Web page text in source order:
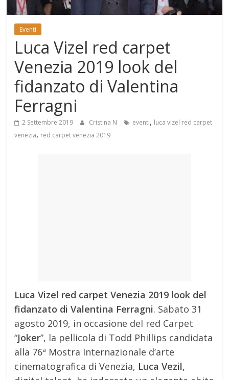
Mondo
Eventi
Luca Vizel red carpet
Venezia 2019 look del
fidanzato di Valentina
Ferragni
2 Settembre 2019 Cristina N eventi, luca vizel red carpet
venezia, red carpet venezia 2019
Luca Vizel red carpet Venezia 2019 look del
fidanzato di Valentina Ferragni. Sabato 31
agosto 2019, in occasione del red Carpet
“Joker”, la pellicola di Todd Phillips candidata
alla 76ª Mostra Internazionale d’arte
cinematografica di Venezia, Luca Vezil,